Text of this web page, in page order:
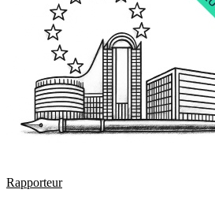
Rapporteur